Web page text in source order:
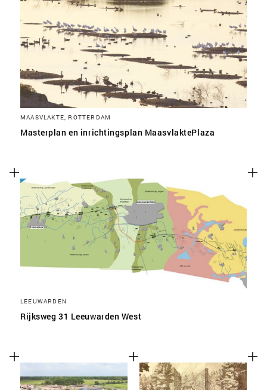
MAASVLAKTE, ROTTERDAM
Masterplan en inrichtingsplan MaasvlaktePlaza
LEEUWARDEN
Rijksweg 31 Leeuwarden West